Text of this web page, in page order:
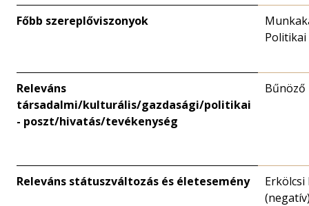
Főbb szereplőviszonyok
Politikai
Releváns
társadalmi/kulturális/gazdasági/politikai
- poszt/hivatás/tevékenység
Bűnöző
Releváns státuszváltozás és életesemény
Erkölcsi